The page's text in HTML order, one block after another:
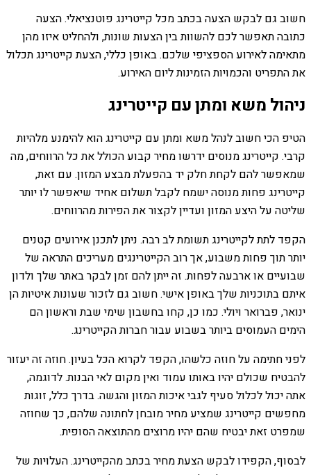
חשוב גם לבקש הצעה בכתב מכל קייטרינג פוטנציאלי. הצעה
כתובה תאפשר לכם להשוות בין הצעות שונות, ולהחליט איזו מהן
מתאימה לאירוע הספציפי שלכם. באופן כללי, הצעת קייטרינג תכלול
את התפריט והכמויות הזמינות ליום האירוע.
ניהול משא ומתן עם קייטרינג
הטיפ הכי חשוב לנהל משא ומתן עם קייטרינג הוא להימנע מלהיות
קרבי. קייטרינג מנוסים ידרשו מחיר קבוע הכולל את כל הרווחים, מה
שמאפשר להם לקחת חלק יד בהפעלת מבצע המזון. עם זאת,
קייטרינג פחות מנוסה ישמח לקבל תשלום אחיד שיאפשר לו יותר
שליטה על היצע המזון ועדיין לקצור את הפירות מהרווחים.
הקפד לתת לקייטרינג תשומת לב רבה. ניתן לתכנן אירועים קטנים
יותר תוך פחות משבוע, אך רוב הקייטרינגים מעריכים התראה של
שבועיים או ארבעה לפחות. זה ייתן להם זמן לבקר באתר שלך ולדון
איתם בתוכניות שלך באופן אישי. חשוב גם לזכור שעונות איטיות הן
ינואר, פברואר ויולי. כמו כן, קחו בחשבון שימי שבת וראשון הם
הימים העמוסים ביותר בשבוע עבור חברות הקייטרינג.
לפני חתימה על חוזה כלשהו, ​​הקפד לקרוא הכל בעיון. חוזה זה יעזור
להבטיח שכולם יהיו באותו עמוד ואין מקום לאי הבנות. לדוגמה,
אתה יכול לכלול סעיף לגבי איכות המזון והגשה. בדרך כלל, זוגות
מחפשים קייטרינג שמציע מחיר מובחן לחתונה שלהם, כך שחוזה
שמפרט זאת יבטיח שהם יהיו מרוצים מהתוצאה הסופית.
לבסוף, הקפידו לבקש הצעת מחיר בכתב מהקייטרינג. העלויות של